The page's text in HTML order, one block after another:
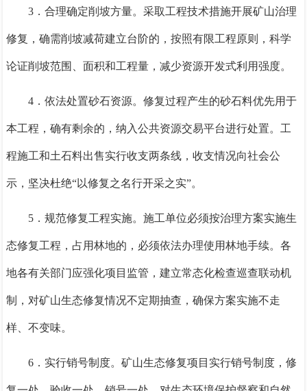
3．合理确定削坡方量。采取工程技术措施开展矿山治理
修复，确需削坡减荷建立台阶的，按照有限工程原则，科学
论证削坡范围、面积和工程量，减少资源开发式利用强度。
4．依法处置砂石资源。修复过程产生的砂石料优先用于
本工程，确有剩余的，纳入公共资源交易平台进行处置。工
程施工和土石料出售实行收支两条线，收支情况向社会公
示，坚决杜绝“以修复之名行开采之实”。
5．规范修复工程实施。施工单位必须按治理方案实施生
态修复工程，占用林地的，必须依法办理使用林地手续。各
地各有关部门应强化项目监管，建立常态化检查巡查联动机
制，对矿山生态修复情况不定期抽查，确保方案实施不走
样、不变味。
6． 实行销号制度。矿山生态修复项目实行销号制度，修